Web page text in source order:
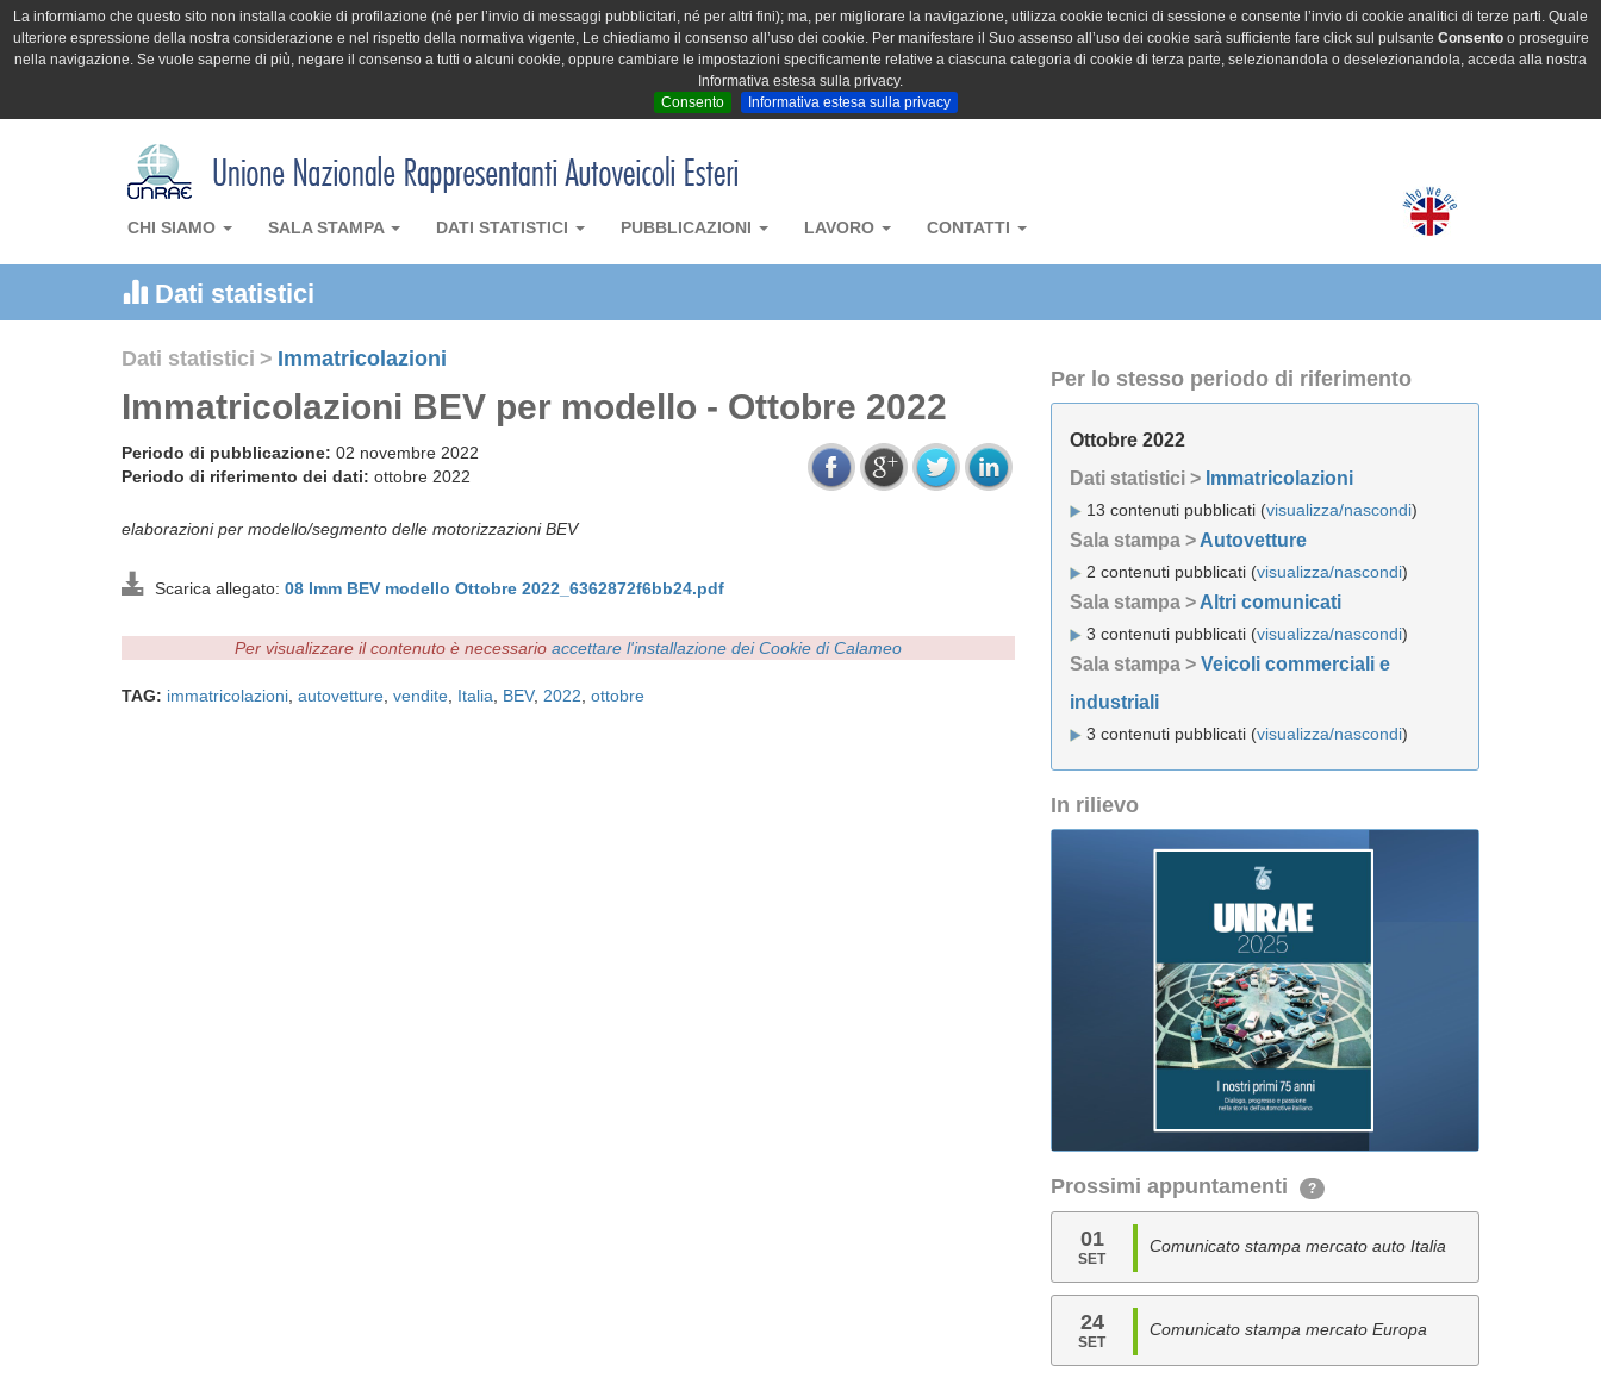
La informiamo che questo sito non installa cookie di profilazione (né per l’invio di messaggi pubblicitari, né per altri fini); ma, per migliorare la navigazione, utilizza cookie tecnici di sessione e consente l’invio di cookie analitici di terze parti. Quale
ulteriore espressione della nostra considerazione e nel rispetto della normativa vigente, Le chiediamo il consenso all’uso dei cookie. Per manifestare il Suo assenso all’uso dei cookie sarà sufficiente fare click sul pulsante Consentoo proseguire
nella navigazione. Se vuole saperne di più, negare il consenso a tutti o alcuni cookie, oppure cambiare le impostazioni specificamente relative a ciascuna categoria di cookie di terza parte, selezionandola o deselezionandola, acceda alla nostra
Informativa estesa sulla privacy.
Consento
Informativa estesa sulla privacy
CHI SIAMO SALA STAMPA DATI STATISTICI PUBBLICAZIONI LAVORO CONTATTI
Dati statistici
Dati statistici > Immatricolazioni
Immatricolazioni BEV per modello - Ottobre 2022
Periodo di pubblicazione: 02 novembre 2022
Periodo di riferimento dei dati: ottobre 2022
elaborazioni per modello/segmento delle motorizzazioni BEV
Scarica allegato: 08 Imm BEV modello Ottobre 2022_6362872f6bb24.pdf
Per visualizzare il contenuto è necessario accettare l'installazione dei Cookie di Calameo
TAG: immatricolazioni autovetture vendite Italia BEV, 2022 ottobre
Per lo stesso periodo di riferimento
Ottobre 2022
Dati statistici > Immatricolazioni
13 contenuti pubblicati (visualizza/nascondi)
Sala stampa > Autovetture
2 contenuti pubblicati (visualizza/nascondi)
Sala stampa > Altri comunicati
3 contenuti pubblicati (visualizza/nascondi)
Sala stampa > Veicoli commerciali e
industriali
3 contenuti pubblicati (visualizza/nascondi)
In rilievo
Prossimi appuntamenti ?
01
SET
Comunicato stampa mercato auto Italia
24
SET
Comunicato stampa mercato Europa